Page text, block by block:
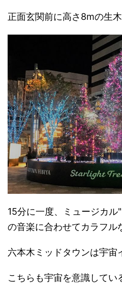
正面玄関前に高さ8mの生
15分に一度、ミュージカ
の音楽に合わせてカラフル
六本木ミッドタウンは宇宙
こちらも宇宙を意識してい